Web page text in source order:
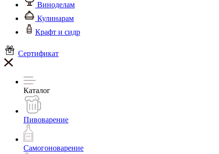
Виноделам
Кулинарам
Крафт и сидр
Сертификат
Каталог
Пивоварение
Самогоноварение